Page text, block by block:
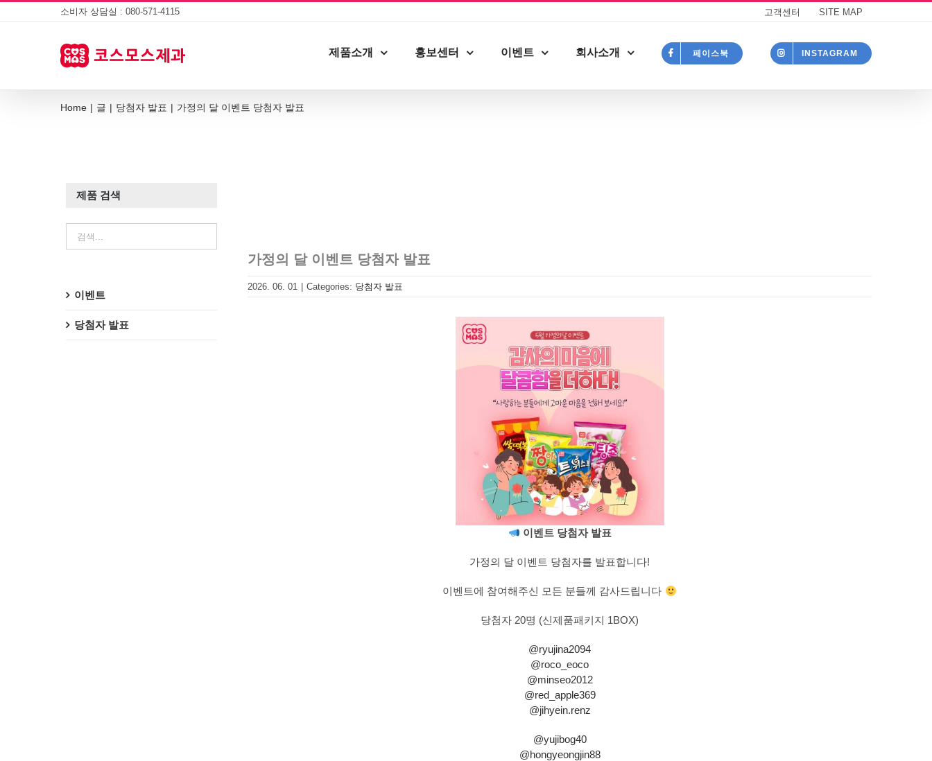
소비자 상담실 : 080-571-4115 고객센터 SITE MAP
제품소개 홍보센터 이벤트 회사소개 페이스북 INSTAGRAM
Home | 글 | 당첨자 발표 | 가정의 달 이벤트 당첨자 발표
가정의 달 이벤트 당첨자 발표
2026. 06. 01 Categories: 당첨자 발표
이벤트 당첨자 발표
가정의 달 이벤트 당첨자를 발표합니다!
이벤트에 참여해주신 모든 분들께 감사드립니다
당첨자 20명 (신제품패키지 1BOX)
@ryujina2094
@roco_eoco
@minseo2012
@red_apple369
@jihyein.renz
@yujibog40
@hongyeongjin88
제품 검색
이벤트
당첨자 발표